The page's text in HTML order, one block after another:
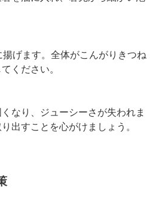
げます。全体がこんがりきつね
ください。
なり、ジューシーさが失われま
出すことを心がけましょう。